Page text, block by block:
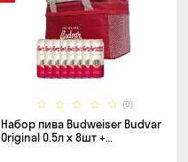
(0)
Набор пива Budweiser Budvar
Original 0.5л x 8шт +